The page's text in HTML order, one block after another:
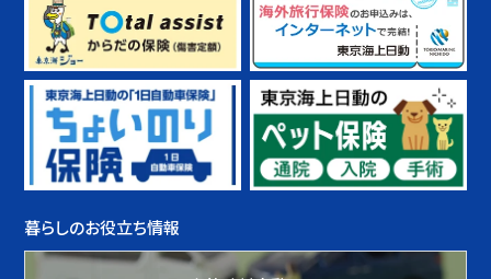
暮らしのお役立ち情報